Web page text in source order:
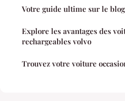
Votre guide ultime sur le
Explore les avantages des
rechargeables volvo
Trouvez votre voiture